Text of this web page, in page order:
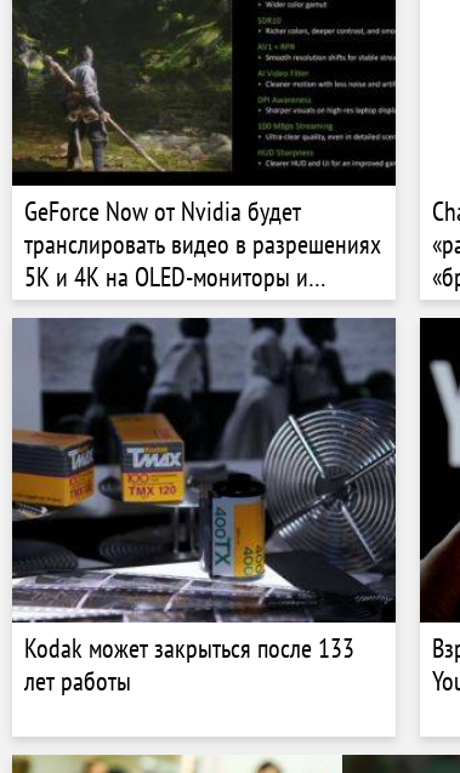
GeForce Now от Nvidia будет
транслировать видео в разрешениях
5K и 4K на OLED-мониторы и
телевизоры LG
Kodak может закрыться после 133
лет работы